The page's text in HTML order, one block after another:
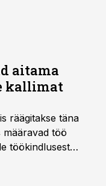
aitama
kallimat
räägitakse täna
määravad töö
töökindlusest